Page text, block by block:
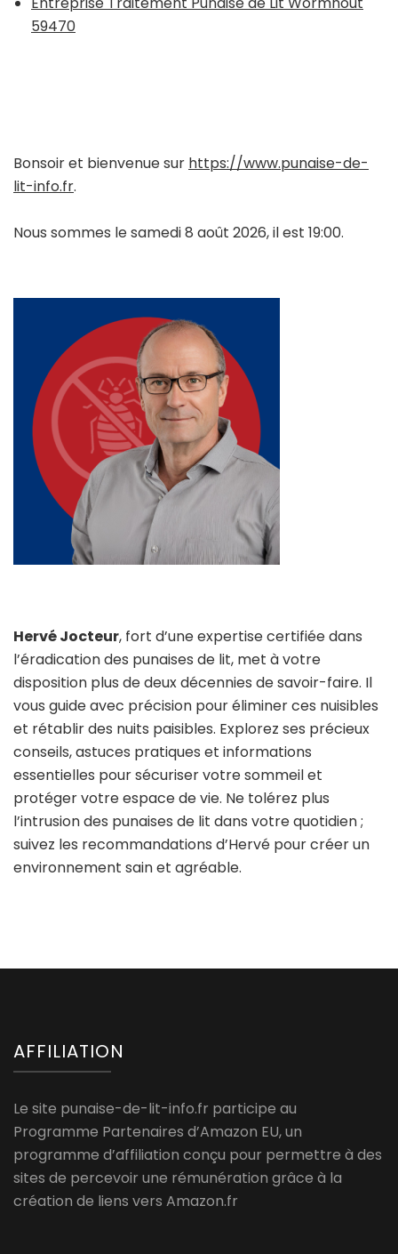
59470
Bonsoir et bienvenue sur https://www.punaise-de-
lit-info.fr.
Nous sommes le samedi 8 août 2026, il est 19:00.
Hervé Jocteur, fort d’une expertise certifiée dans
l’éradication des punaises de lit, met à votre
disposition plus de deux décennies de savoir-faire. Il
vous guide avec précision pour éliminer ces nuisibles
et rétablir des nuits paisibles. Explorez ses précieux
conseils, astuces pratiques et informations
essentielles pour sécuriser votre sommeil et
protéger votre espace de vie. Ne tolérez plus
l’intrusion des punaises de lit dans votre quotidien ;
suivez les recommandations d’Hervé pour créer un
environnement sain et agréable.
AFFILIATION
Le site punaise-de-lit-info.fr participe au
Programme Partenaires d’Amazon EU, un
programme d’affiliation conçu pour permettre à des
sites de percevoir une rémunération grâce à la
création de liens vers Amazon.fr